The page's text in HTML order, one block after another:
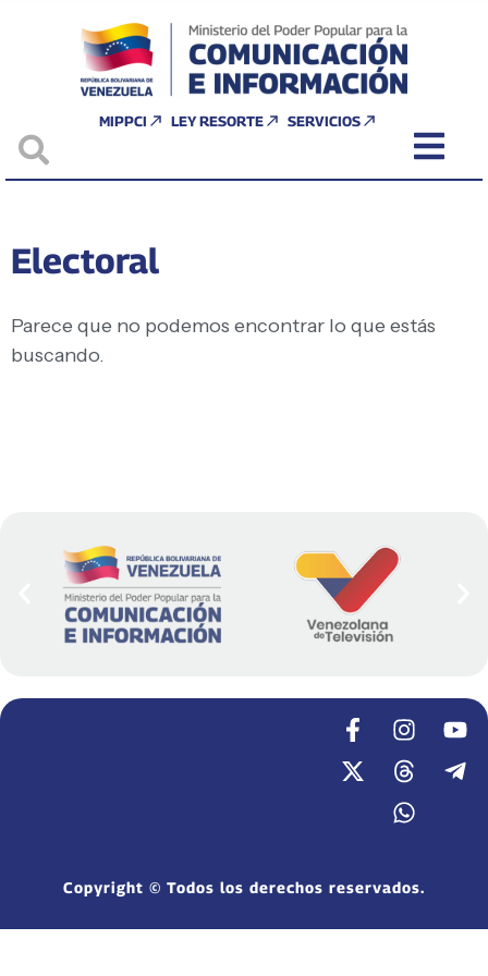
MIPPCI LEY RESORTE SERVICIOS
Electoral
Parece que no podemos encontrar lo que estás
buscando.
Copyright © Todos los derechos reservados.